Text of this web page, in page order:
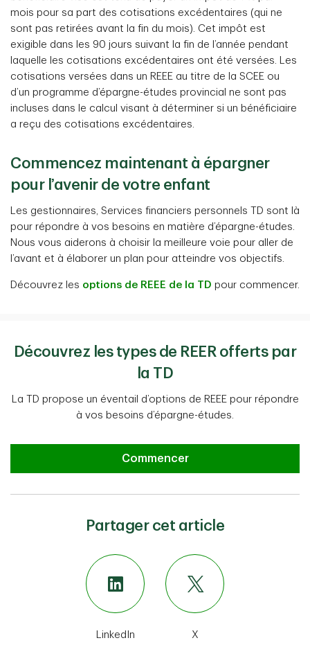
mois pour sa part des cotisations excédentaires (qui ne
sont pas retirées avant la fin du mois). Cet impôt est
exigible dans les 90 jours suivant la fin de l’année pendant
laquelle les cotisations excédentaires ont été versées. Les
cotisations versées dans un REEE au titre de la SCEE ou
d’un programme d’épargne-études provincial ne sont pas
incluses dans le calcul visant à déterminer si un bénéficiaire
a reçu des cotisations excédentaires.
Commencez maintenant à épargner
pour l’avenir de votre enfant
Les gestionnaires, Services financiers personnels TD sont là
pour répondre à vos besoins en matière d’épargne-études.
Nous vous aiderons à choisir la meilleure voie pour aller de
l’avant et à élaborer un plan pour atteindre vos objectifs.
Découvrez les options de REEE de la TD pour commencer.
Découvrez les types de REER offerts par
la TD
La TD propose un éventail d’options de REEE pour répondre
à vos besoins d’épargne-études.
Commencer
Partager cet article
LinkedIn X